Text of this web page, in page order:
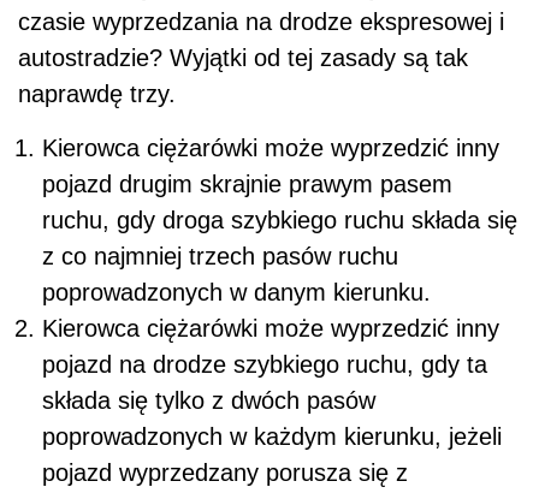
czasie wyprzedzania na drodze ekspresowej i
autostradzie? Wyjątki od tej zasady są tak
naprawdę trzy.
Kierowca ciężarówki może wyprzedzić inny
pojazd drugim skrajnie prawym pasem
ruchu, gdy droga szybkiego ruchu składa się
z co najmniej trzech pasów ruchu
poprowadzonych w danym kierunku.
Kierowca ciężarówki może wyprzedzić inny
pojazd na drodze szybkiego ruchu, gdy ta
składa się tylko z dwóch pasów
poprowadzonych w każdym kierunku, jeżeli
pojazd wyprzedzany porusza się z